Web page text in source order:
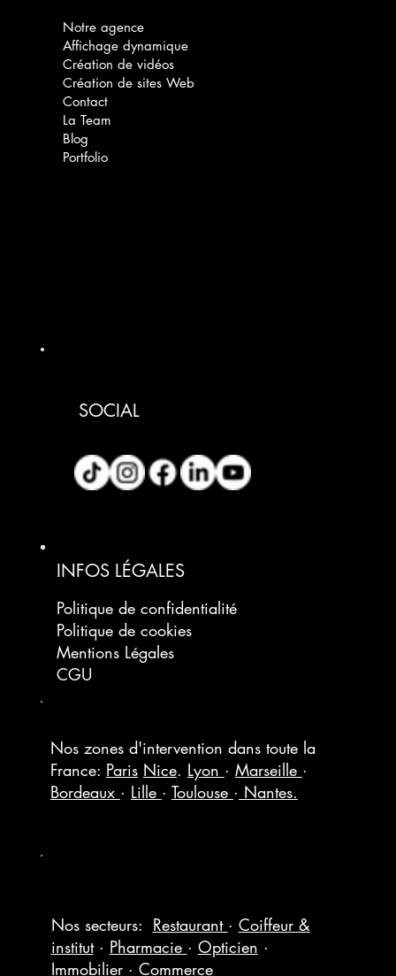
Nos zones d'intervention dans toute la
France: Paris Nice. Lyon · Marseille ·
Bordeaux · Lille · Toulouse · Nantes.
Nos secteurs: Restaurant · Coiffeur &
institut · Pharmacie · Opticien ·
Immobilier· Commerce
Notre agence
Affichage dynamique
Création de vidéos
Création de sites Web
Contact
La Team
Blog
Portfolio
SOCIAL
INFOS LÉGALES
Politique de confidentialité
Politique de cookies
Mentions Légales
CGU